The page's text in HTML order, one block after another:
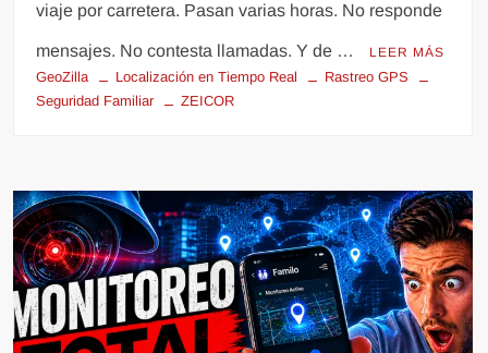
viaje por carretera. Pasan varias horas. No responde
mensajes. No contesta llamadas. Y de … LEER MÁS
GeoZilla Localización en Tiempo Real
Rastreo GPS
Seguridad Familiar
ZEICOR